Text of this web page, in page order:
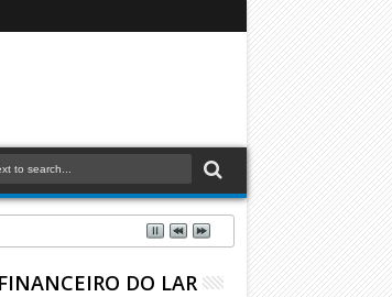
DO LAR